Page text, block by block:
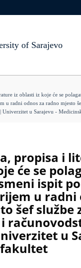
of Sarajevo
iz oblasti iz koje će se
u radni odnos za radno mjesto
Univerzitet u Sarajevu -
propisa i
će se
ispit
u radni
šef službe
u